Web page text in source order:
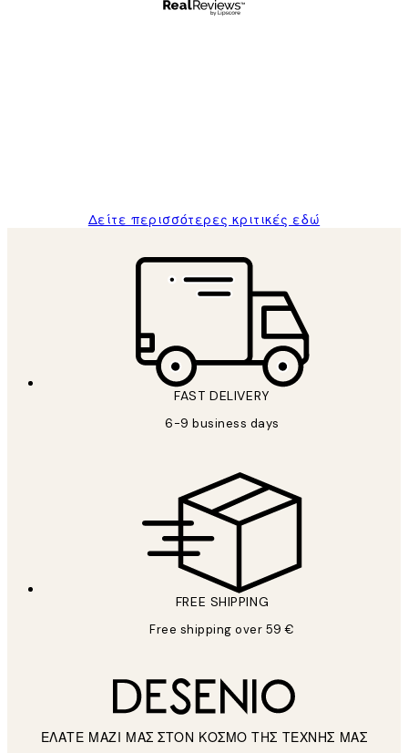
Δείτε περισσότερες κριτικές εδώ
FAST DELIVERY
6-9 business days
FREE SHIPPING
Free shipping over 59 €
ΕΛΑΤΕ ΜΑΖΙ ΜΑΣ ΣΤΟΝ ΚΟΣΜΟ ΤΗΣ ΤΕΧΝΗΣ ΜΑΣ